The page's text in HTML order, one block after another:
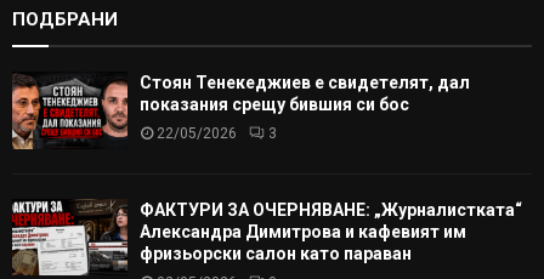
ПОДБРАНИ
Стоян Тенекеджиев е свидетелят, дал
показания срещу бившия си бос
22/05/2026 3
ФАКТУРИ ЗА ОЧЕРНЯВАНЕ: „Журналистката“
Александра Димитрова и кафевият им
фризьорски салон като параван